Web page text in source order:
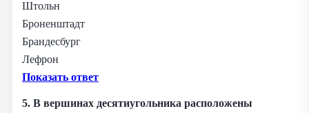
Штольн
Броненштадт
Брандесбург
Лефрон
Показать ответ
5. В вершинах десятиугольника расположены